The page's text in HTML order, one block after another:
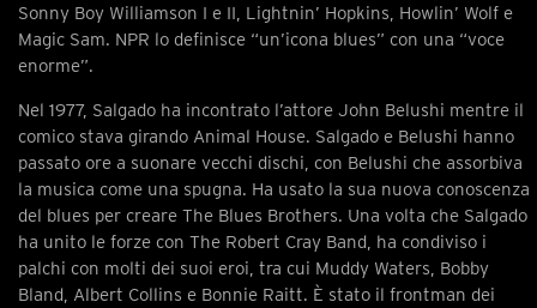
Sonny Boy Williamson I e II, Lightnin’ Hopkins, Howlin’ Wolf e
Magic Sam. NPR lo definisce “un’icona blues” con una “voce
enorme”.
Nel 1977, Salgado ha incontrato l’attore John Belushi mentre il
comico stava girando Animal House. Salgado e Belushi hanno
passato ore a suonare vecchi dischi, con Belushi che assorbiva
la musica come una spugna. Ha usato la sua nuova conoscenza
del blues per creare The Blues Brothers. Una volta che Salgado
ha unito le forze con The Robert Cray Band, ha condiviso i
palchi con molti dei suoi eroi, tra cui Muddy Waters, Bobby
Bland, Albert Collins e Bonnie Raitt. È stato il frontman dei